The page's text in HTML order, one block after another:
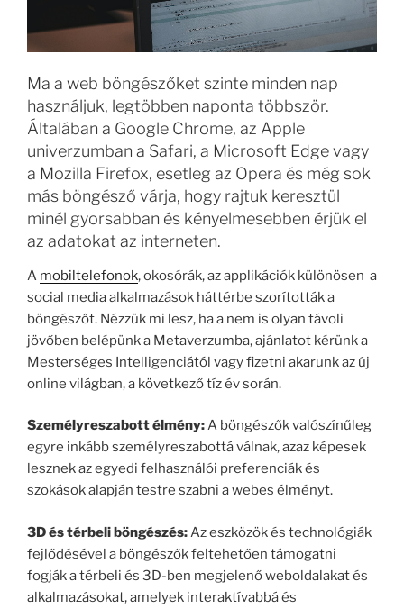
Ma a web böngészőket szinte minden nap
használjuk, legtöbben naponta többször.
Általában a Google Chrome, az Apple
univerzumban a Safari, a Microsoft Edge vagy
a Mozilla Firefox, esetleg az Opera és még sok
más böngésző várja, hogy rajtuk keresztül
minél gyorsabban és kényelmesebben érjük el
az adatokat az interneten.
A mobiltelefonok, okosórák, az applikációk különösen a
social media alkalmazások háttérbe szorították a
böngészőt. Nézzük mi lesz, ha a nem is olyan távoli
jövőben belépünk a Metaverzumba, ajánlatot kérünk a
Mesterséges Intelligenciától vagy fizetni akarunk az új
online világban, a következő tíz év során.
Személyreszabott élmény:A böngészők valószínűleg
egyre inkább személyreszabottá válnak, azaz képesek
lesznek az egyedi felhasználói preferenciák és
szokások alapján testre szabni a webes élményt.
3D és térbeli böngészés:Az eszközök és technológiák
fejlődésével a böngészők feltehetően támogatni
fogják a térbeli és 3D-ben megjelenő weboldalakat és
alkalmazásokat, amelyek interaktívabbá és